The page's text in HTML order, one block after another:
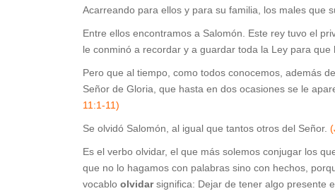
Acarreando para ellos y para su familia, los males que
Entre ellos encontramos a Salomón. Este rey tuvo el
le conminó a recordar y a guardar toda la Ley para que
Pero que al tiempo, como todos conocemos, además
Señor de Gloria, que hasta en dos ocasiones se le
11:1-11)
Se olvidó Salomón, al igual que tantos otros del Señor.
Es el verbo olvidar, el que más solemos conjugar los
que no lo hagamos con palabras sino con hechos,
vocablo olvidarsignifica: Dejar de tener algo presente